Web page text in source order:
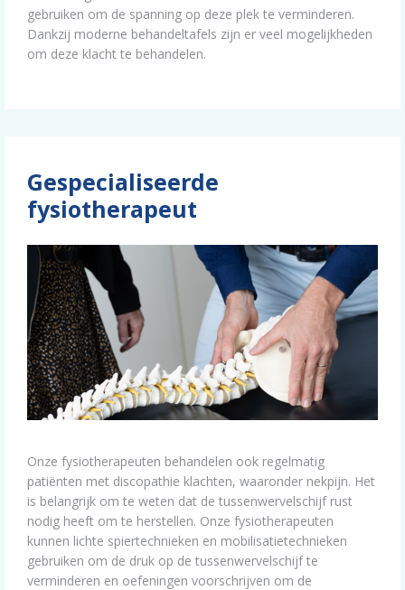
gebruiken om de spanning op deze plek te verminderen.
Dankzij moderne behandeltafels zijn er veel mogelijkheden
om deze klacht te behandelen.
Gespecialiseerde
fysiotherapeut
Onze fysiotherapeuten behandelen ook regelmatig
patiënten met discopathie klachten, waaronder nekpijn. Het
is belangrijk om te weten dat de tussenwervelschijf rust
nodig heeft om te herstellen. Onze fysiotherapeuten
kunnen lichte spiertechnieken en mobilisatietechnieken
gebruiken om de druk op de tussenwervelschijf te
verminderen en oefeningen voorschrijven om de